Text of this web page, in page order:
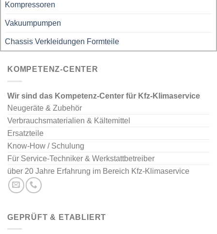
Kompressoren
Vakuumpumpen
Chassis Verkleidungen Formteile
KOMPETENZ-CENTER
Wir sind das Kompetenz-Center für Kfz-Klimaservice
Neugeräte & Zubehör
Verbrauchsmaterialien & Kältemittel
Ersatzteile
Know-How / Schulung
Für Service-Techniker & Werkstattbetreiber
über 20 Jahre Erfahrung im Bereich Kfz-Klimaservice
GEPRÜFT & ETABLIERT